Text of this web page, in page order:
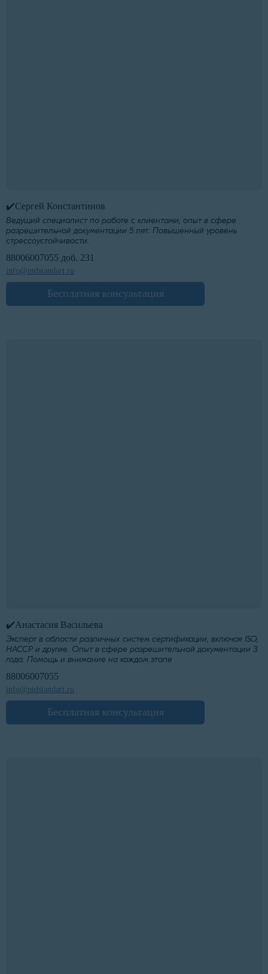
✔️Сергей Константинов
Ведущий специалист по работе с клиентами, опыт в сфере
разрешительной документации 5 лет. Повышенный уровень
стрессоустойчивости.
88006007055 доб. 231
info@ntdstandart.ru
Бесплатная консультация
✔️Анастасия Васильева
Эксперт в области различных систем сертификации, включая ISO,
HACCP и другие. Опыт в сфере разрешительной документации 3
года. Помощь и внимание на каждом этапе
88006007055
info@ntdstandart.ru
Бесплатная консультация